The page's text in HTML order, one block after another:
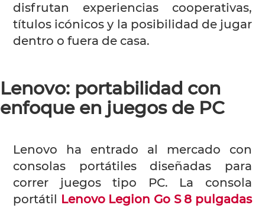
disfrutan experiencias cooperativas,
títulos icónicos y la posibilidad de jugar
dentro o fuera de casa.
Lenovo: portabilidad con
enfoque en juegos de PC
Lenovo ha entrado al mercado con
consolas portátiles diseñadas para
correr juegos tipo PC. La
consola
portátil Lenovo Legion Go S 8 pulgadas